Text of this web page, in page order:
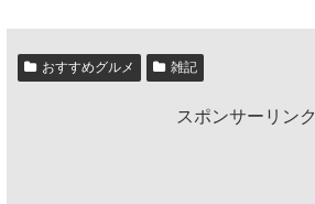
おすすめグルメ 雑記
スポンサーリンク